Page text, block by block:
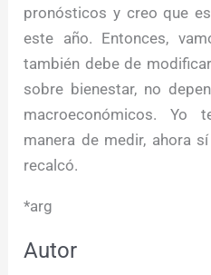
pronósticos y creo que
este año. Entonces,
también debe de
sobre bienestar, no
macroeconómicos. Yo
manera de medir, ahora
recalcó.
*arg
Autor